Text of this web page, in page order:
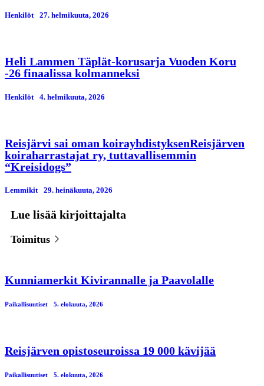
Henkilöt 27. helmikuuta, 2026
Heli Lammen Täplät-korusarja Vuoden Koru
-26 finaalissa kolmanneksi
Henkilöt 4. helmikuuta, 2026
Reisjärvi sai oman koirayhdistyksenReisjärven
koiraharrastajat ry, tuttavallisemmin
“Kreisidogs”
Lemmikit 29. heinäkuuta, 2026
Lue lisää kirjoittajalta
Toimitus
Kunniamerkit Kivirannalle ja Paavolalle
Paikallisuutiset 5. elokuuta, 2026
Reisjärven opistoseuroissa 19 000 kävijää
Paikallisuutiset 5. elokuuta, 2026